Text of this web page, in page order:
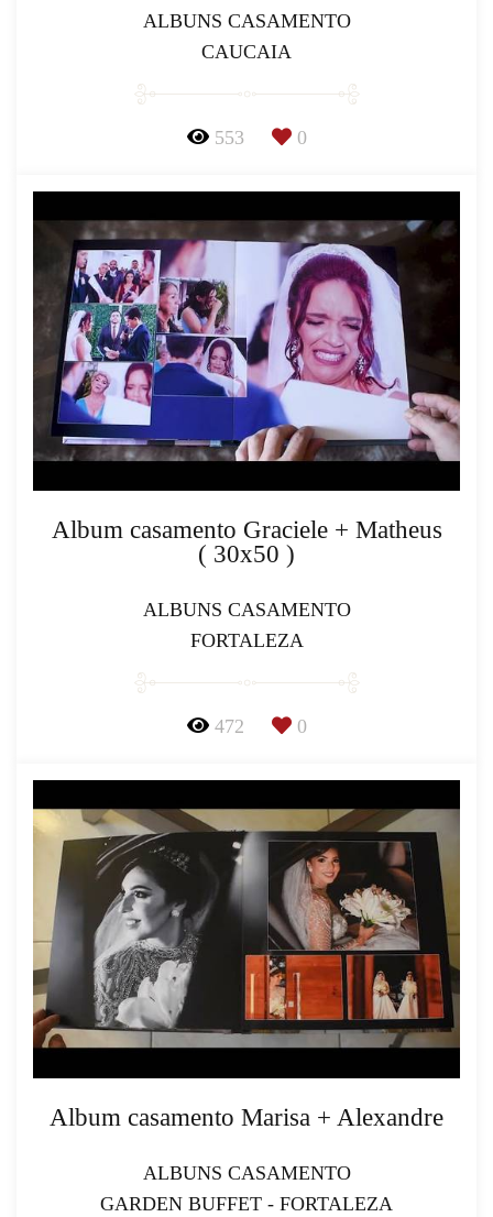
ALBUNS CASAMENTO
CAUCAIA
553 0
Album casamento Graciele + Matheus
( 30x50 )
ALBUNS CASAMENTO
FORTALEZA
472 0
Album casamento Marisa + Alexandre
ALBUNS CASAMENTO
GARDEN BUFFET - FORTALEZA